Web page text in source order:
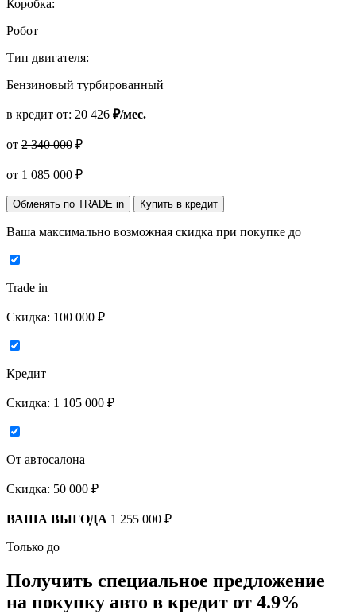
Коробка:
Робот
Тип двигателя:
Бензиновый турбированный
в кредит от: 20 426 ₽/мес.
от 2 340 000 ₽
от 1 085 000 ₽
Обменять по TRADE in Купить в кредит
Ваша максимально возможная скидка при покупке до
Trade in
Скидка: 100 000 ₽
Кредит
Скидка: 1 105 000 ₽
От автосалона
Скидка: 50 000 ₽
ВАША ВЫГОДА 1 255 000 ₽
Только до
Получить специальное предложение
на покупку авто в кредит от 4.9%